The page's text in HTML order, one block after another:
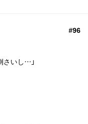
#96
さいし…」